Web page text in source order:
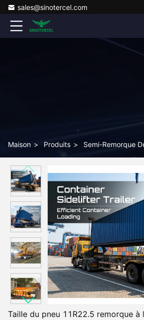
sales@sinotercel.com
Maison > Produits > Semi-Remorque
Taille du pneu 11R22.5 remorque